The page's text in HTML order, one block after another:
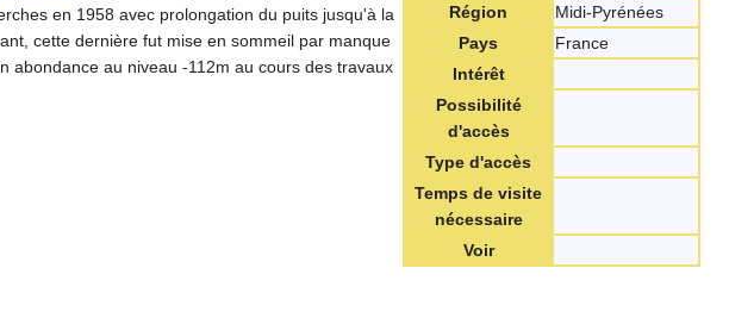
Région
Midi-Pyrénées
Pays
France
Intérêt
Possibilité
d'accès
Type d'accès
Temps de visite
nécessaire
Voir
en 1958 avec prolongation du puits jusqu'à la
cette dernière fut mise en sommeil par manque
abondance au niveau -112m au cours des travaux